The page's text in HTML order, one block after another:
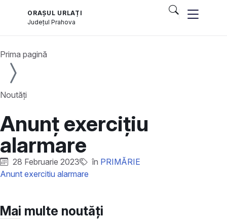
ORAȘUL URLAȚI
JudețulPrahova
Prima pagină
Noutăți
Anunț exercițiu
alarmare
28 Februarie 2023 în PRIMĂRIE
Anunt exercitiu alarmare
Mai multe noutăți